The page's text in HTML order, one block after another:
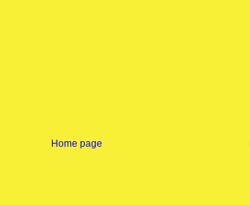
Home page